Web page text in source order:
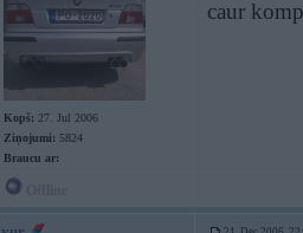
Kopš: 27. Jul 2006
Ziņojumi: 5824
Braucu ar:
caur